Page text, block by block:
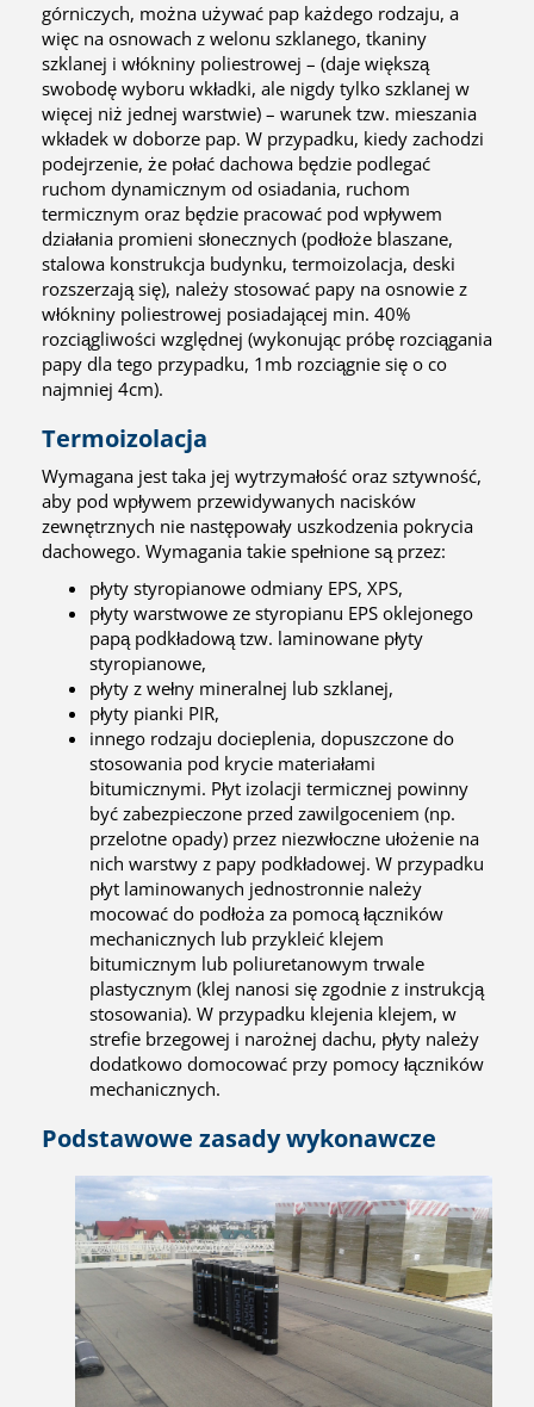
górniczych, można używać pap każdego rodzaju, a
więc na osnowach z welonu szklanego, tkaniny
szklanej i włókniny poliestrowej – (daje większą
swobodę wyboru wkładki, ale nigdy tylko szklanej w
więcej niż jednej warstwie) – warunek tzw. mieszania
wkładek w doborze pap. W przypadku, kiedy zachodzi
podejrzenie, że połać dachowa będzie podlegać
ruchom dynamicznym od osiadania, ruchom
termicznym oraz będzie pracować pod wpływem
działania promieni słonecznych (podłoże blaszane,
stalowa konstrukcja budynku, termoizolacja, deski
rozszerzają się), należy stosować papy na osnowie z
włókniny poliestrowej posiadającej min. 40%
rozciągliwości względnej (wykonując próbę rozciągania
papy dla tego przypadku, 1mb rozciągnie się o co
najmniej 4cm).
Termoizolacja
Wymagana jest taka jej wytrzymałość oraz sztywność,
aby pod wpływem przewidywanych nacisków
zewnętrznych nie następowały uszkodzenia pokrycia
dachowego. Wymagania takie spełnione są przez:
płyty styropianowe odmiany EPS, XPS,
płyty warstwowe ze styropianu EPS oklejonego
papą podkładową tzw. laminowane płyty
styropianowe,
płyty z wełny mineralnej lub szklanej,
płyty pianki PIR,
innego rodzaju docieplenia, dopuszczone do
stosowania pod krycie materiałami
bitumicznymi. Płyt izolacji termicznej powinny
być zabezpieczone przed zawilgoceniem (np.
przelotne opady) przez niezwłoczne ułożenie na
nich warstwy z papy podkładowej. W przypadku
płyt laminowanych jednostronnie należy
mocować do podłoża za pomocą łączników
mechanicznych lub przykleić klejem
bitumicznym lub poliuretanowym trwale
plastycznym (klej nanosi się zgodnie z instrukcją
stosowania). W przypadku klejenia klejem, w
strefie brzegowej i narożnej dachu, płyty należy
dodatkowo domocować przy pomocy łączników
mechanicznych.
Podstawowe zasady wykonawcze